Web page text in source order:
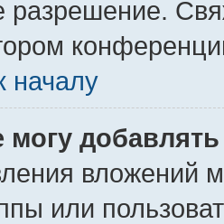
разрешение.
началу
могу
вложений
или